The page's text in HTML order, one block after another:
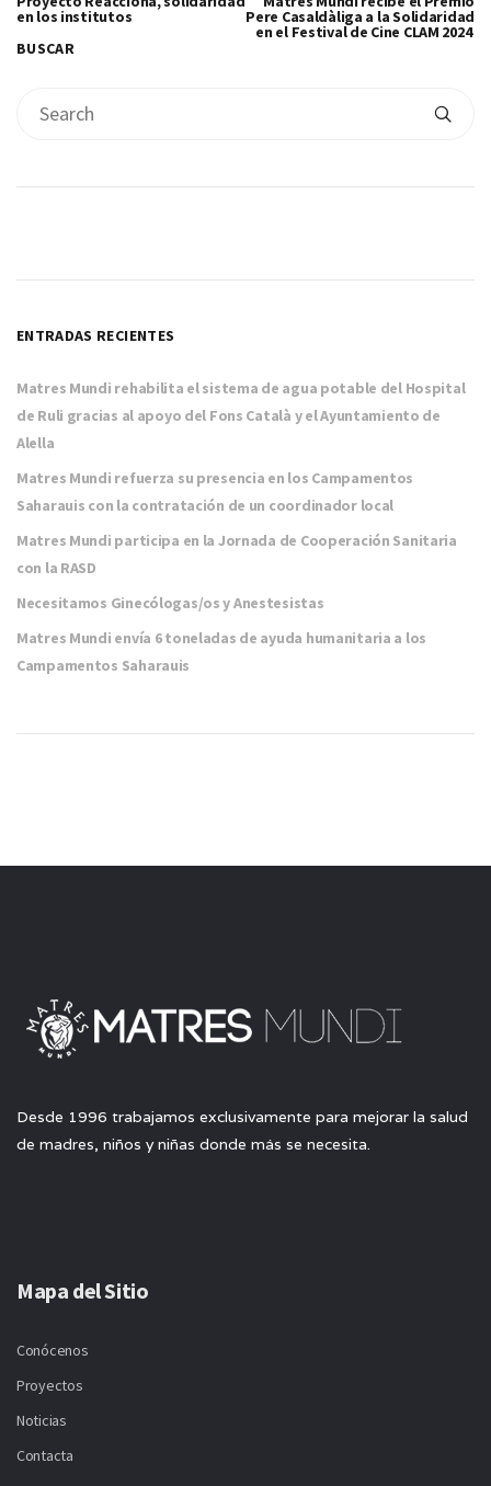
en los institutos Pere Casaldàliga a la Solidaridad
en el Festival de Cine CLAM 2024
BUSCAR
ENTRADAS RECIENTES
Matres Mundi rehabilita el sistema de agua potable del Hospital
de Ruli gracias al apoyo del Fons Català y el Ayuntamiento de
Alella
Matres Mundi refuerza su presencia en los Campamentos
Saharauis con la contratación de un coordinador local
Matres Mundi participa en la Jornada de Cooperación Sanitaria
con la RASD
Necesitamos Ginecólogas/os y Anestesistas
Matres Mundi envía 6 toneladas de ayuda humanitaria a los
Campamentos Saharauis
Desde 1996 trabajamos exclusivamente para mejorar la salud
de madres, niños y niñas donde más se necesita.
Mapa del Sitio
Conócenos
Proyectos
Noticias
Contacta